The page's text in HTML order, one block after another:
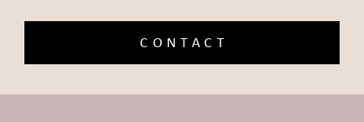
CONTACT